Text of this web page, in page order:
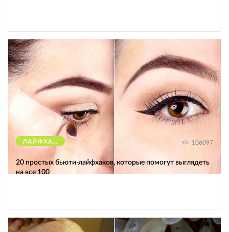
ЛАЙФХАКИ 106097
20 простых бьюти-лайфхаков, которые помогут выглядеть
на все 100